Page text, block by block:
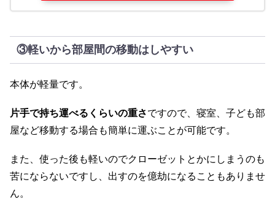
③軽いから部屋間の移動はしやすい
本体が軽量です。
片手で持ち運べるくらいの重さですので、寝室、子ども部
屋など移動する場合も簡単に運ぶことが可能です。
また、使った後も軽いのでクローゼットとかにしまうのも
苦にならないですし、出すのを億劫になることもありませ
ん。